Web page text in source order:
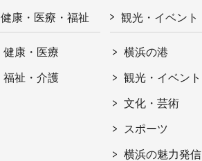
健康・医療・福祉
健康・医療
福祉・介護
観光・イベント
横浜の港
観光・イベント
文化・芸術
スポーツ
横浜の魅力発信